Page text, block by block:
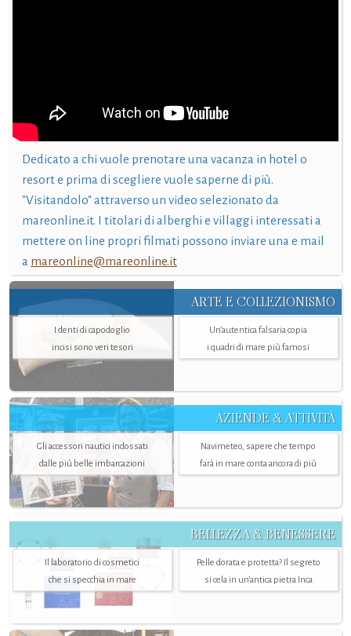
Dedicato a chi vuole prenotare una vacanza in hotel o
resort e prima di scegliere vuole saperne di più.
"Visitandolo" attraverso un video selezionato da
mareonline.it. I titolari di alberghi e villaggi interessati a
mettere on line propri filmati possono inviare una e mail
a mareonline@mareonline.it
ARTE E COLLEZIONISMO
I denti di capodoglio
incisi sono veri tesori
Un’autentica falsaria copia
i quadri di mare più famosi
AZIENDE & ATTIVITÀ
Gli accessori nautici indossati
dalle più belle imbarcazioni
Navimeteo, sapere che tempo
farà in mare conta ancora di più
BELLEZZA & BENESSERE
Il laboratorio di cosmetici
che si specchia in mare
Pelle dorata e protetta? Il segreto
si cela in un’antica pietra Inca